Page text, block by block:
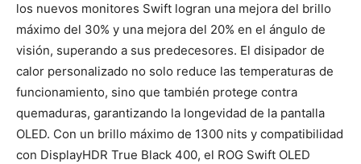
los nuevos monitores Swift logran una mejora del brillo
máximo del 30% y una mejora del 20% en el ángulo de
visión, superando a sus predecesores. El disipador de
calor personalizado no solo reduce las temperaturas de
funcionamiento, sino que también protege contra
quemaduras, garantizando la longevidad de la pantalla
OLED. Con un brillo máximo de 1300 nits y compatibilidad
con DisplayHDR True Black 400, el ROG Swift OLED